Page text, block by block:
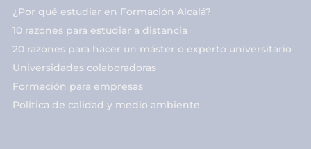
¿Por qué estudiar en Formación Alcalá?
10 razones para estudiar a distancia
20 razones para hacer un máster o experto universitario
Universidades colaboradoras
Formación para empresas
Política de calidad y medio ambiente